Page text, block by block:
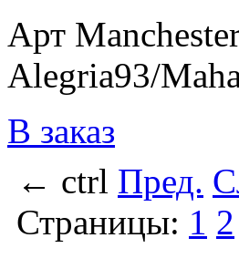
Арт
Alegria93/
В заказ
← ctrl Пред.
Страницы: 1 2